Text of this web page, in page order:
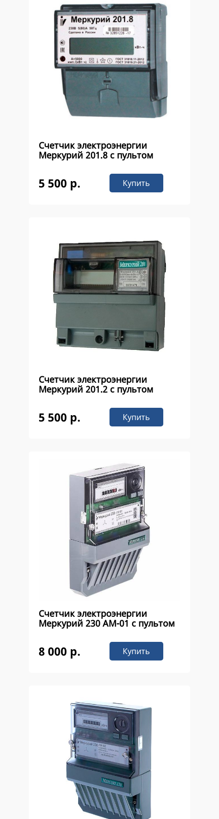
Счетчик электроэнергии
Меркурий 201.8 с пультом
5 500 р. Купить
Счетчик электроэнергии
Меркурий 201.2 с пультом
5 500 р. Купить
Счетчик электроэнергии
Меркурий 230 AM-01 с пультом
8 000 р. Купить